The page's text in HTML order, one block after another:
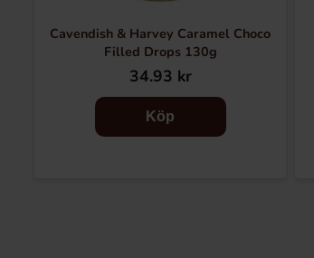
Cavendish & Harvey Caramel Choco
Filled Drops 130g
34.93 kr
Köp